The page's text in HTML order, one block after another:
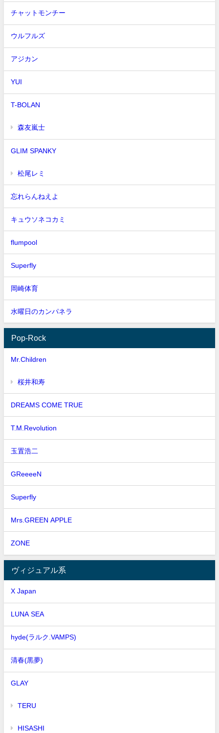
チャットモンチー
ウルフルズ
アジカン
YUI
T-BOLAN
森友嵐士
GLIM SPANKY
松尾レミ
忘れらんねえよ
キュウソネコカミ
flumpool
Superfly
岡崎体育
水曜日のカンパネラ
Pop-Rock
Mr.Children
桜井和寿
DREAMS COME TRUE
T.M.Revolution
玉置浩二
GReeeeN
Superfly
Mrs.GREEN APPLE
ZONE
ヴィジュアル系
X Japan
LUNA SEA
hyde(ラルク.VAMPS)
清春(黒夢)
GLAY
TERU
HISASHI